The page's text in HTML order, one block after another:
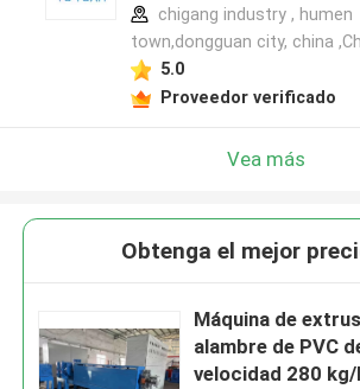
chigang industry , humen
town,dongguan city, china
5.0
Proveedor verificado
Vea más
Obtenga el mejor
Máquina de
alambre de PVC
velocidad 280